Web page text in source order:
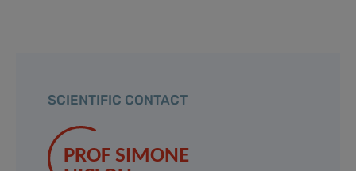
SCIENTIFIC CONTACT
PROF SIMONE